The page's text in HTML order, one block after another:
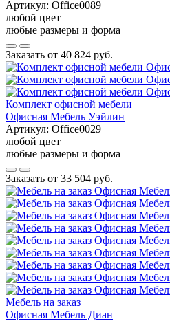
Артикул: Office0089
любой цвет
любые размеры и форма
Заказать от 40 824 руб.
Комплект офисной мебели
Офисная Мебель Уэйлин
Артикул: Office0029
любой цвет
любые размеры и форма
Заказать от 33 504 руб.
Мебель на заказ
Офисная Мебель Диан